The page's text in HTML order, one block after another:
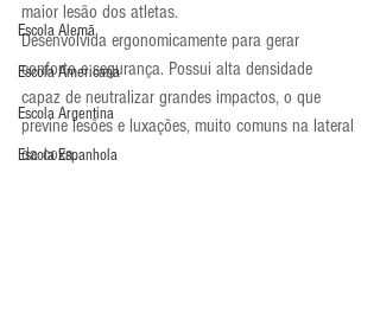
Escola Alemã
Escola Americana
Escola Argentina
Escola Espanhola
maior lesão dos atletas.
Desenvolvida ergonomicamente para gerar
conforto e segurança. Possui alta densidade
capaz de neutralizar grandes impactos, o que
previne lesões e luxações, muito comuns na lateral
da coxa.